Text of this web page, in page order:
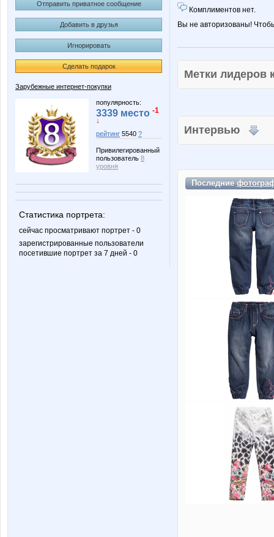
Отправить приватное сообщение
Добавить в друзья
Игнорировать
Сделать подарок
Зарубежные интернет-покупки
популярность:
3339 место -1
↓
рейтинг 5540 ?
Привилегированный
пользователь 8
уровня
Статистика портрета:
сейчас просматривают портрет - 0
зарегистрированные пользователи
посетившие портрет за 7 дней - 0
Комплиментов нет.
Вы не авторизованы!
Метки
Интервью
Последние